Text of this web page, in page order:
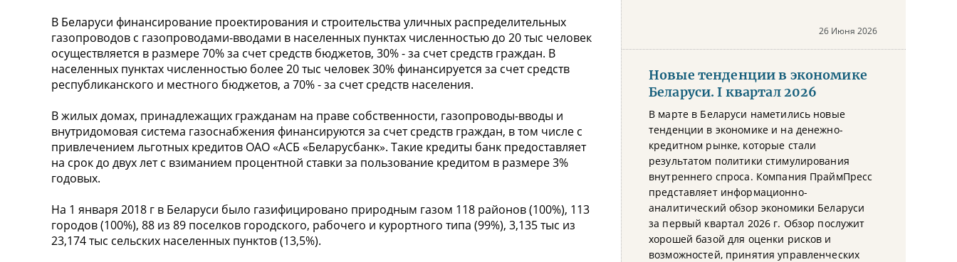
В Беларуси финансирование проектирования и строительства уличных распределительных
газопроводов с газопроводами-вводами в населенных пунктах численностью до 20 тыс человек
осуществляется в размере 70% за счет средств бюджетов, 30% - за счет средств граждан. В
населенных пунктах численностью более 20 тыс человек 30% финансируется за счет средств
республиканского и местного бюджетов, а 70% - за счет средств населения.
В жилых домах, принадлежащих гражданам на праве собственности, газопроводы-вводы и
внутридомовая система газоснабжения финансируются за счет средств граждан, в том числе с
привлечением льготных кредитов ОАО «АСБ «Беларусбанк». Такие кредиты банк предоставляет
на срок до двух лет с взиманием процентной ставки за пользование кредитом в размере 3%
годовых.
На 1 января 2018 г в Беларуси было газифицировано природным газом 118 районов (100%), 113
городов (100%), 88 из 89 поселков городского, рабочего и курортного типа (99%), 3,135 тыс из
23,174 тыс сельских населенных пунктов (13,5%).
26 Июня 2026
Новые тенденции в экономике
Беларуси. I квартал 2026
В марте в Беларуси наметились новые
тенденции в экономике и на денежно-
кредитном рынке, которые стали
результатом политики стимулирования
внутреннего спроса. Компания ПраймПресс
представляет информационно-
аналитический обзор экономики Беларуси
за первый квартал 2026 г. Обзор послужит
хорошей базой для оценки рисков и
возможностей, принятия управленческих